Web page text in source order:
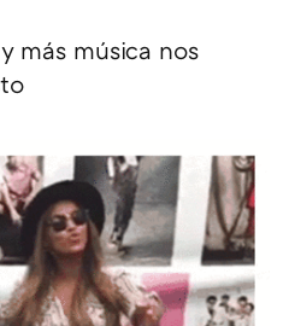
más música nos